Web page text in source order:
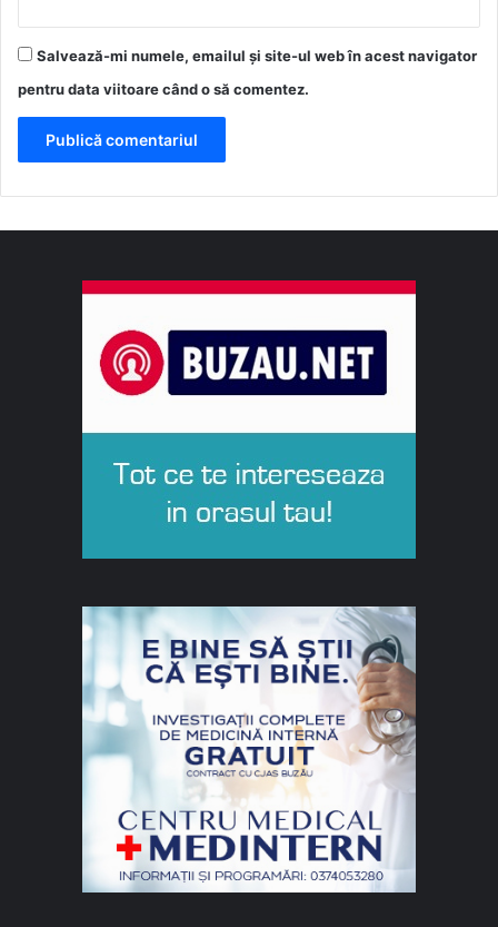
Salvează-mi numele, emailul și site-ul web în acest navigator
pentru data viitoare când o să comentez.